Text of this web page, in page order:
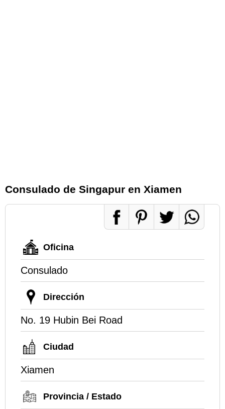
Consulado de Singapur en Xiamen
Oficina
Consulado
Dirección
No. 19 Hubin Bei Road
Ciudad
Xiamen
Provincia / Estado